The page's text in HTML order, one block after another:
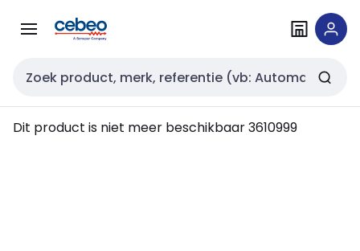
naar
naar
Zoekveld invoer
Dit product is niet meer beschikbaar3610999